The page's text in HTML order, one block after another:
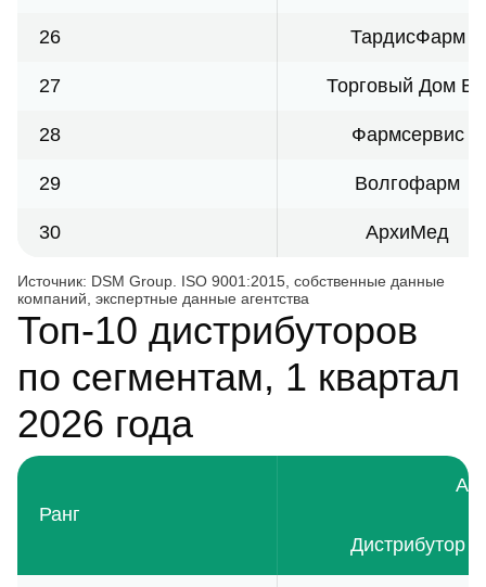
26 ТардисФарм
27 Торговый Дом
28 Фармсервис
29 Волгофарм
30 АрхиМед
Источник: DSM Group. ISO 9001:2015, собственные данные
компаний, экспертные данные агентства
Топ-10 дистрибуторов
по сегментам, 1 квартал
2026 года
Ранг
Дистрибутор